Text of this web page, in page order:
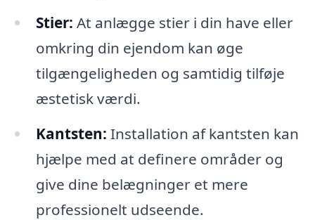
Stier: At anlægge stier i din have eller
omkring din ejendom kan øge
tilgængeligheden og samtidig tilføje
æstetisk værdi.
Kantsten: Installation af kantsten kan
hjælpe med at definere områder og
give dine belægninger et mere
professionelt udseende.